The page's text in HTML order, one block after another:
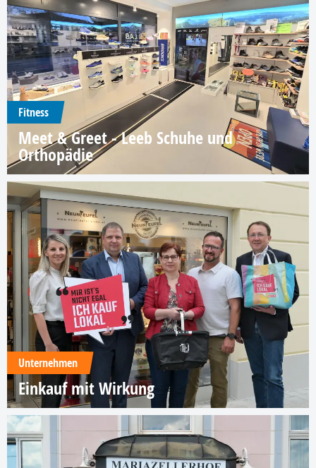
Fitness
Meet & Greet - Leeb Schuhe und
Orthopädie
Unternehmen
Einkauf mit Wirkung